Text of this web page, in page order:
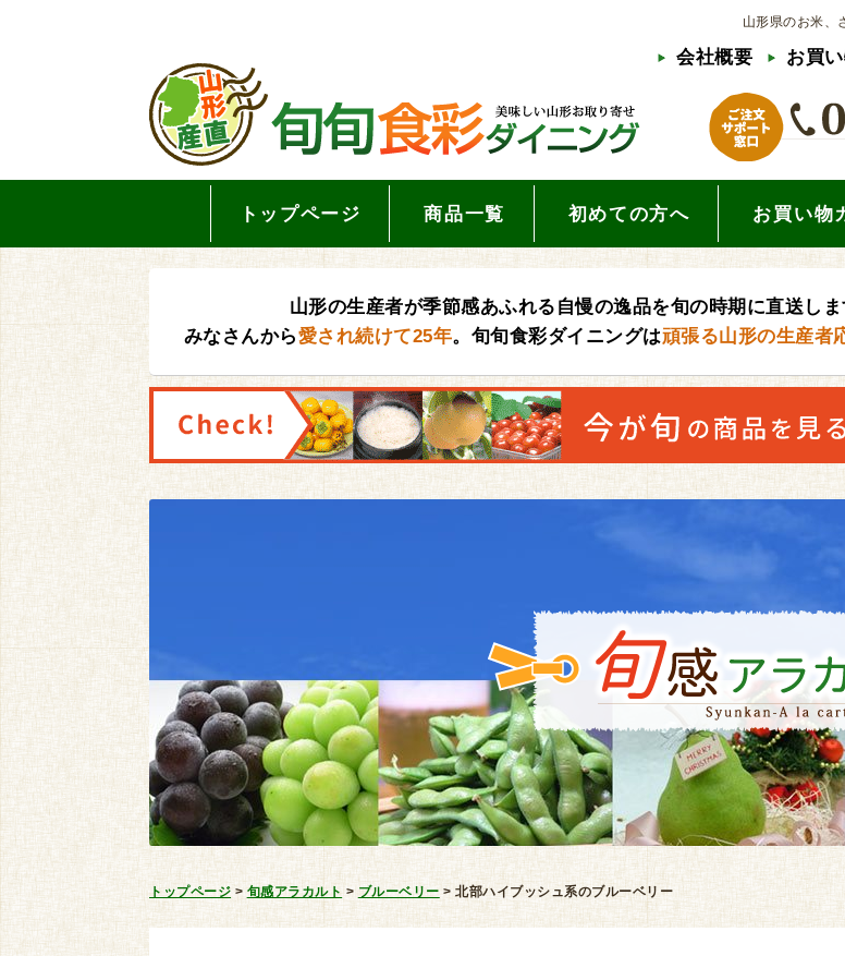
山形県のお米、
会社概要 お買
トップページ 商品一覧 初めての方へ お買い物
山形の生産者が季節感あふれる自慢の逸品を旬の時期に直送しま
みなさんから愛され続けて25年。旬旬食彩ダイニングは頑張る山形の生産者
トップページ > 旬感アラカルト > ブルーベリー >北部ハイブッシュ系のブルーベリー